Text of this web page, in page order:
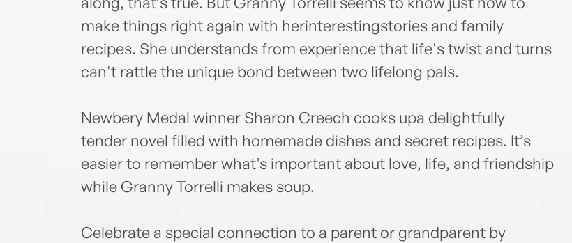
make things right again with herinterestingstories and family
recipes. She understands from experience that life's twist and turns
can't rattle the unique bond between two lifelong pals.
Newbery Medal winner Sharon Creech cooks upa delightfully
tender novel filled with homemade dishes and secret recipes. It’s
easier to remember what’s important about love, life, and friendship
while Granny Torrelli makes soup.
Celebrate a special connection to a parent or grandparent by